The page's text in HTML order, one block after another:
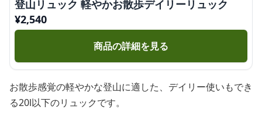
登山リュック 軽やかお散歩デイリーリュック
¥2,540
商品の詳細を見る
お散歩感覚の軽やかな登山に適した、デイリー使いもでき
る20l以下のリュックです。